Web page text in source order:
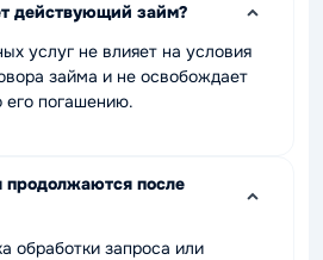
действующий займ?
услуг не влияет на условия
займа и не освобождает
его погашению.
продолжаются после
обработки запроса или